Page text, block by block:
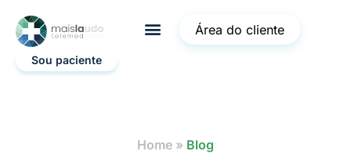
Área do cliente
Sou paciente
Home » Blog